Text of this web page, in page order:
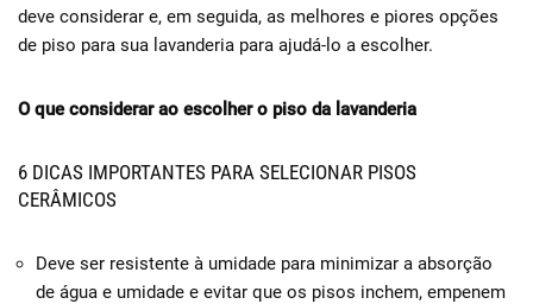
deve considerar e, em seguida, as melhores e piores opções
de piso para sua lavanderia para ajudá-lo a escolher.
O que considerar ao escolher o piso da lavanderia
6 DICAS IMPORTANTES PARA SELECIONAR PISOS
CERÂMICOS
Deve ser resistente à umidade para minimizar a absorção
de água e umidade e evitar que os pisos inchem, empenem